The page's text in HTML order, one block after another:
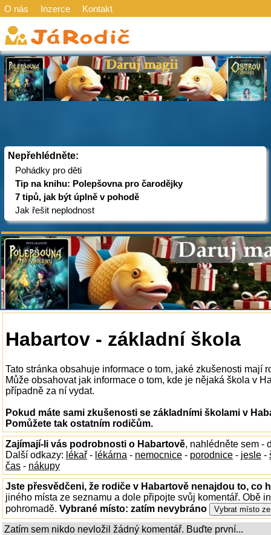
O nás Inzerce Kontakt
Nepřehlédněte:
Pohádky pro děti
Tip na knihu: Polepšovna pro čarodějky
7 tipů, jak být úplně v pohodě
Jak řešit neplodnost
Habartov - základní škola
Tato stránka obsahuje informace o tom, jaké zkušenosti mají
Může obsahovat jak informace o tom, kde je nějaká škola v
případně za ní vydat.
Pokud máte sami zkušenosti se základními školami v
Pomůžete tak ostatním rodičům.
Zajímají-li vás podrobnosti o Habartově, nahlédněte sem -
Další odkazy: lékař - lékárna - nemocnice - porodnice - jesle -
čas - nákupy
Jste přesvědčeni, že rodiče v Habartově nenajdou to, co
jiného místa ze seznamu a dole připojte svůj komentář. Obě
pohromadě. Vybrané místo: zatím nevybráno
Zatím sem nikdo nevložil žádný komentář. Buďte první...